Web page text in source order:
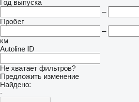
Год выпуска
–
Пробег
–
км
Autoline ID
Не хватает фильтров?
Предложить изменение
Найдено:
-